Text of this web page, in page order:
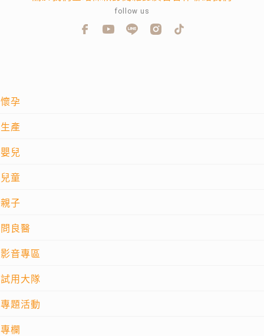
懷孕
生產
嬰兒
兒童
親子
問良醫
影音專區
試用大隊
專題活動
專欄
follow us